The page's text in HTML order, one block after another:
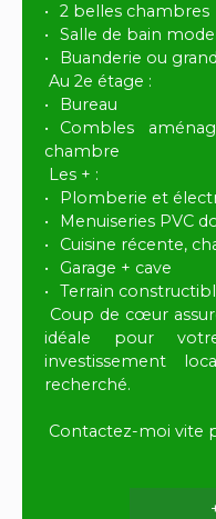
2 belles chambres
Salle de bain
Buanderie ou
Au 2e étage :
Bureau
Combles
chambre
Les + :
Plomberie et
Menuiseries PVC
Cuisine récente,
Garage + cave
Terrain
Coup de cœur
idéale pour
investissement
recherché.
Contactez-moi vite